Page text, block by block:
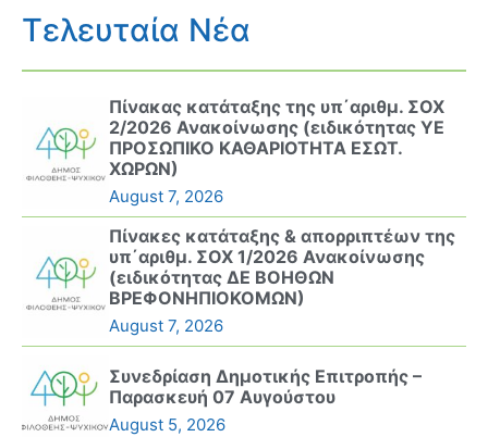
Τελευταία Νέα
Πίνακας κατάταξης της υπ΄αριθμ. ΣΟΧ
2/2026 Ανακοίνωσης (ειδικότητας ΥΕ
ΠΡΟΣΩΠΙΚΟ ΚΑΘΑΡΙΟΤΗΤΑ ΕΣΩΤ.
ΧΩΡΩΝ)
August 7, 2026
Πίνακες κατάταξης & απορριπτέων της
υπ΄αριθμ. ΣΟΧ 1/2026 Ανακοίνωσης
(ειδικότητας ΔΕ ΒΟΗΘΩΝ
ΒΡΕΦΟΝΗΠΙΟΚΟΜΩΝ)
August 7, 2026
Συνεδρίαση Δημοτικής Επιτροπής –
Παρασκευή 07 Αυγούστου
August 5, 2026